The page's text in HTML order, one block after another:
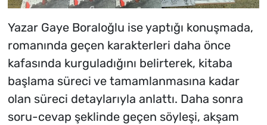
Yazar Gaye Boraloğlu ise yaptığı konuşmada,
romanında geçen karakterleri daha önce
kafasında kurguladığını belirterek, kitaba
başlama süreci ve tamamlanmasına kadar
olan süreci detaylarıyla anlattı. Daha sonra
soru-cevap şeklinde geçen söyleşi, akşam